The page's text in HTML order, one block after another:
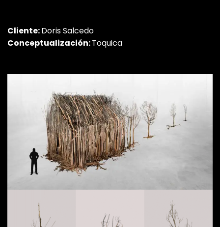
Cliente:Doris Salcedo
Conceptualización:Toquica